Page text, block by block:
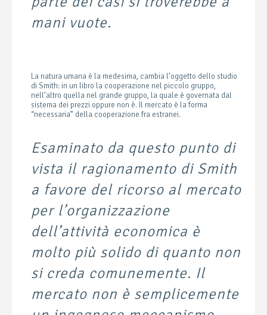
mani vuote.
La natura umana è la medesima, cambia l’oggetto dello studio
di Smith: in un libro la cooperazione nel piccolo gruppo,
nell’altro quella nel grande gruppo, la quale è governata dal
sistema dei prezzi oppure non è. Il mercato è la forma
“necessaria” della cooperazione fra estranei.
Esaminato da questo punto di
vista il ragionamento di Smith
a favore del ricorso al mercato
per l’organizzazione
dell’attività economica è
molto più solido di quanto non
si creda comunemente. Il
mercato non è semplicemente